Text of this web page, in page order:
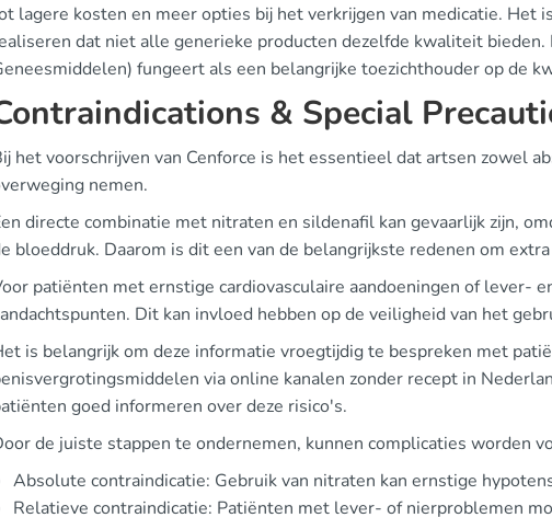
lagere kosten en meer opties bij het verkrijgen van medicatie. Het
dat niet alle generieke producten dezelfde kwaliteit
fungeert als een belangrijke toezichthouder op de
& Special
het voorschrijven van Cenforce is het essentieel dat artsen zowel
nemen.
directe combinatie met nitraten en sildenafil kan gevaarlijk zijn,
bloeddruk. Daarom is dit een van de belangrijkste redenen om
patiënten met ernstige cardiovasculaire aandoeningen of lever-
Dit kan invloed hebben op de veiligheid van het
is belangrijk om deze informatie vroegtijdig te bespreken met
via online kanalen zonder recept in
goed informeren over deze risico's.
de juiste stappen te ondernemen, kunnen complicaties worden
Absolute contraindicatie: Gebruik van nitraten kan ernstige
Relatieve contraindicatie: Patiënten met lever- of nierproblemen